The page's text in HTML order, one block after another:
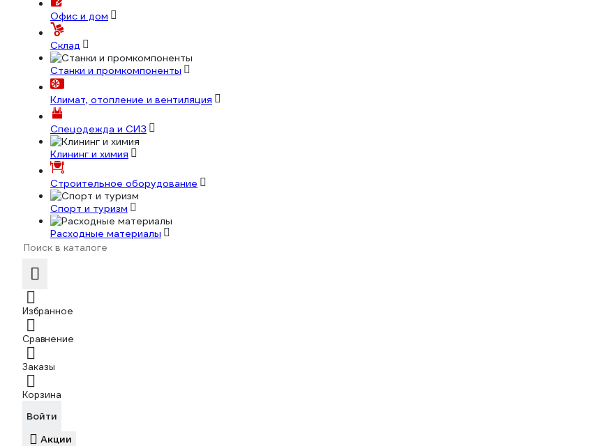
Офис и дом
Склад
Станки и промкомпоненты
Климат, отопление и вентиляция
Спецодежда и СИЗ
Клининг и химия
Строительное оборудование
Спорт и туризм
Расходные материалы
Избранное
Сравнение
Заказы
Корзина
Войти
Акции